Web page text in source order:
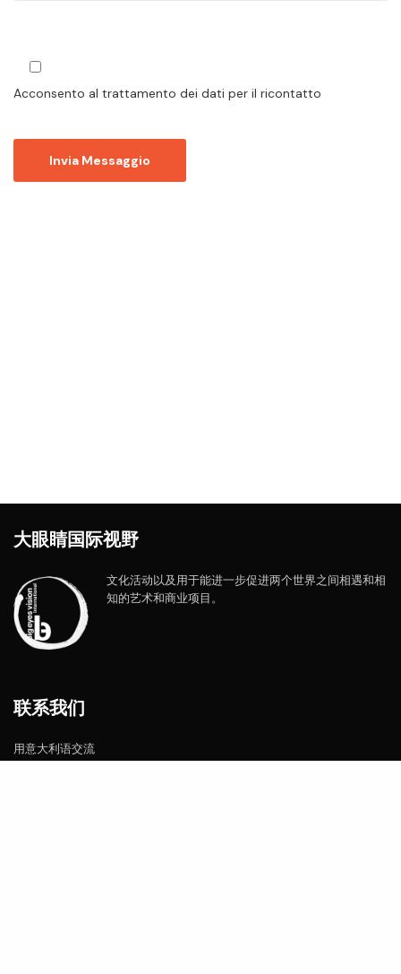
Acconsento al trattamento dei dati per il ricontatto
大眼睛国际视野
文化活动以及用于能进一步促进两个世界之间相遇和相
知的艺术和商业项目。
联系我们
用意大利语交流